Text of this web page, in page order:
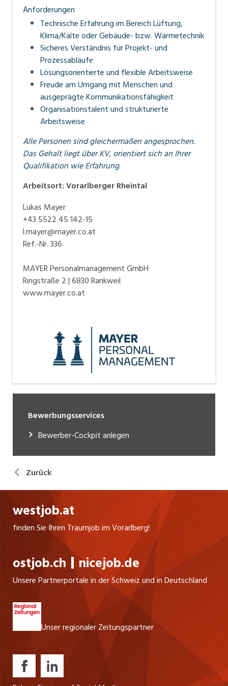
Anforderungen
Technische Erfahrung im Bereich Lüftung,
Klima/Kälte oder Gebäude- bzw. Wärmetechnik
Sicheres Verständnis für Projekt- und
Prozessabläufe
Lösungsorientierte und flexible Arbeitsweise
Freude am Umgang mit Menschen und
ausgeprägte Kommunikationsfähigkeit
Organisationstalent und strukturierte
Arbeitsweise
Alle Personen sind gleichermaßen angesprochen.
Das Gehalt liegt über KV, orientiert sich an Ihrer
Qualifikation wie Erfahrung.
Arbeitsort:Vorarlberger Rheintal
Lukas Mayer
+43 5522 45 142-15
l.mayer@mayer.co.at
Ref.-Nr. 336
MAYER Personalmanagement GmbH
Ringstraße 2 | 6830 Rankweil
www.mayer.co.at
Bewerbungsservices
Bewerber-Cockpit anlegen
Zurück
westjob.at
finden Sie Ihren Traumjob im Vorarlberg!
ostjob.ch nicejob.de
Unsere Partnerportale in der Schweiz und in Deutschland
Unser regionaler Zeitungspartner